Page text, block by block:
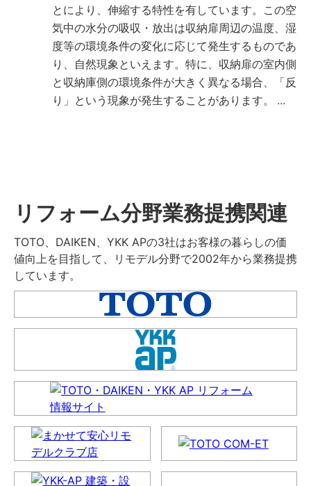
とにより、伸縮する特性を有しています。この空
気中の水分の吸収・放出は収納扉周辺の温度、湿
度等の環境条件の変化に応じて発生するものであ
り、自然現象といえます。特に、収納扉の室内側
と収納庫側の環境条件が大きく異なる場合、「反
り」という現象が発生することがあります。 ...
リフォーム分野業務提携関連
TOTO、DAIKEN、YKK APの3社はお客様の暮らしの価
値向上を目指して、リモデル分野で2002年から業務提携
しています。